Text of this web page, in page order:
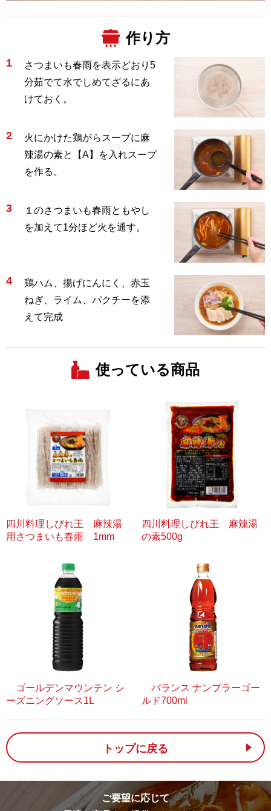
作り方
1
さつまいも春雨を表示どおり5
分茹でて水でしめてざるにあ
けておく。
2
火にかけた鶏がらスープに麻
辣湯の素と【A】を入れスープ
を作る。
3
１のさつまいも春雨ともやし
を加えて1分ほど火を通す。
4
鶏ハム、揚げにんにく、赤玉
ねぎ、ライム、パクチーを添
えて完成
使っている商品
四川料理しびれ王 麻辣湯
用さつまいも春雨 1mm
四川料理しびれ王 麻辣湯
の素500g
ゴールデンマウンテン シ
ーズニングソース1L
バランス ナンプラーゴー
ルド700ml
トップに戻る
ご要望に応じて